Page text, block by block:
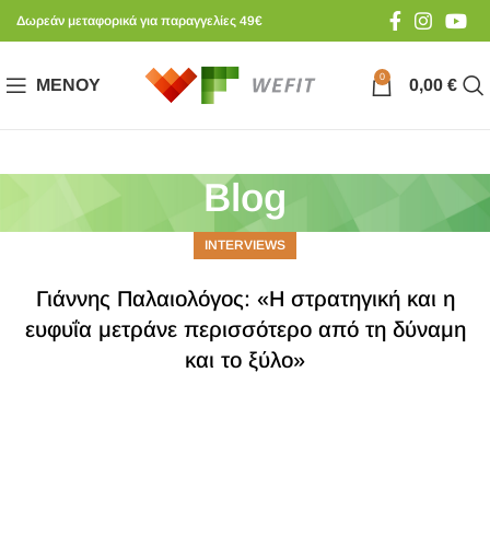
Δωρεάν μεταφορικά για παραγγελίες 49€
ΜΕΝΟΎ 0 0,00 €
Blog
INTERVIEWS
Γιάννης Παλαιολόγος: «Η στρατηγική και η
ευφυΐα μετράνε περισσότερο από τη δύναμη
και το ξύλο»